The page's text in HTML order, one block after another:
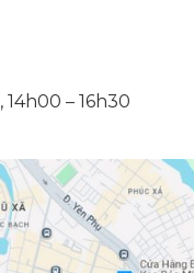
14h00 – 16h30